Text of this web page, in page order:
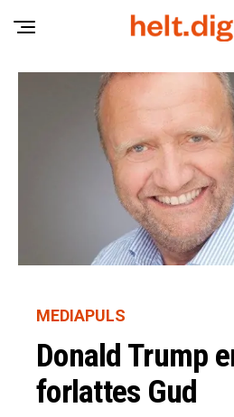
MEDIAPULS
Donald Trump
forlattes Gud